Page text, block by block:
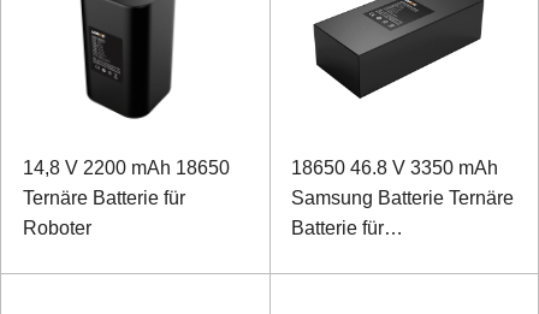
14,8 V 2200 mAh 18650
Ternäre Batterie für
Roboter
18650 46.8 V 3350 mAh
Samsung Batterie Ternäre
Batterie für